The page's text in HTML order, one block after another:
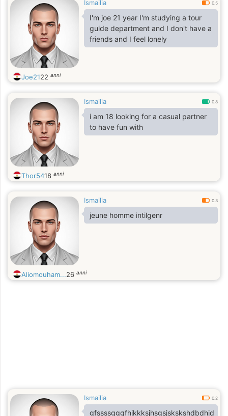
Ismailia 0.5
I'm joe 21 year I'm studying a tour
guide department and I don't have a
friends and I feel lonely
Joe2122 anni
Ismailia 0.8
i am 18 looking for a casual partner
to have fun with
Thor5418 anni
Ismailia 0.3
jeune homme intilgenr
Aliomouham...26 anni
Ismailia 0.2
gfssssgggfhjkkksjhsgsjskskshdbdhjd